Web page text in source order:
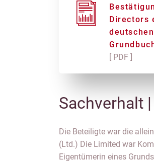
Directors
[ PDF ]
Sachverhalt |
Die Beteiligte war die
(Ltd.) Die Limited war
Eigentümerin eines
Auflösung der KG an. Das
die Rechtsnachfolge der
Mit Zwischenverfügung